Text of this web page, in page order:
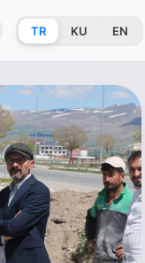
TR KU EN